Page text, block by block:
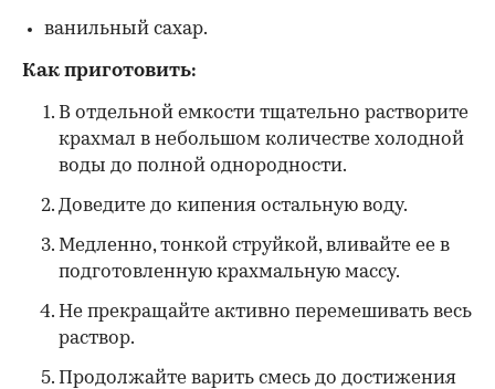
ванильный сахар.
Как приготовить:
В отдельной емкости тщательно растворите
крахмал в небольшом количестве холодной
воды до полной однородности.
Доведите до кипения остальную воду.
Медленно, тонкой струйкой, вливайте ее в
подготовленную крахмальную массу.
Не прекращайте активно перемешивать весь
раствор.
Продолжайте варить смесь до достижения